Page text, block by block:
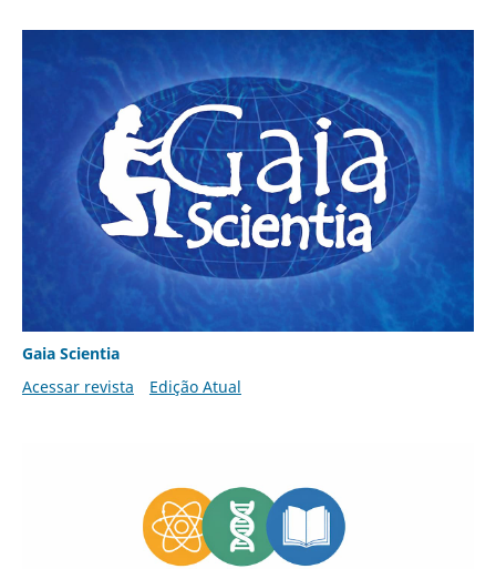
Gaia Scientia
Acessar revista
Edição Atual